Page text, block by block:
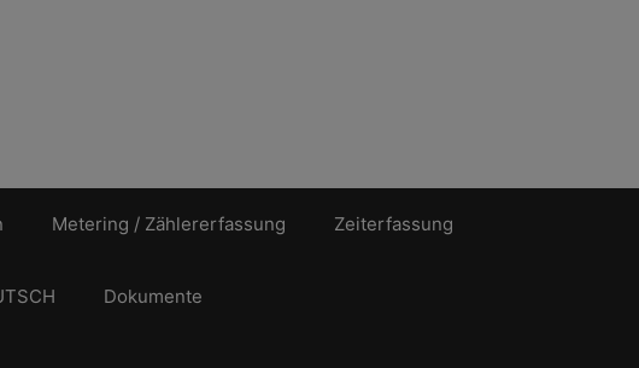
Metering / Zählererfassung Zeiterfassung
Dokumente